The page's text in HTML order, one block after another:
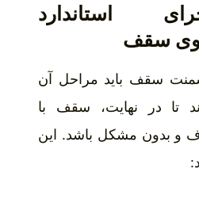
استاندارد
سقف
سقف باید مراحل آن
تا در نهایت، سقف با
و بدون مشکل باشد. این